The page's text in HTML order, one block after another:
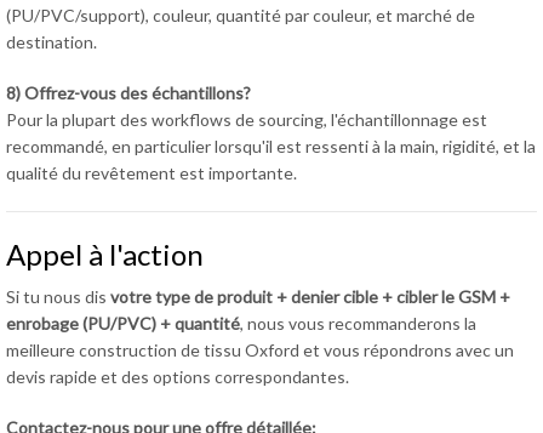
(PU/PVC/support), couleur, quantité par couleur, et marché de
destination.
8) Offrez-vous des échantillons?
Pour la plupart des workflows de sourcing, l'échantillonnage est
recommandé, en particulier lorsqu'il est ressenti à la main, rigidité, et la
qualité du revêtement est importante.
Appel à l'action
Si tu nous dis votre type de produit + denier cible + cibler le GSM +
enrobage (PU/PVC) + quantité, nous vous recommanderons la
meilleure construction de tissu Oxford et vous répondrons avec un
devis rapide et des options correspondantes.
Contactez-nous pour une offre détaillée: